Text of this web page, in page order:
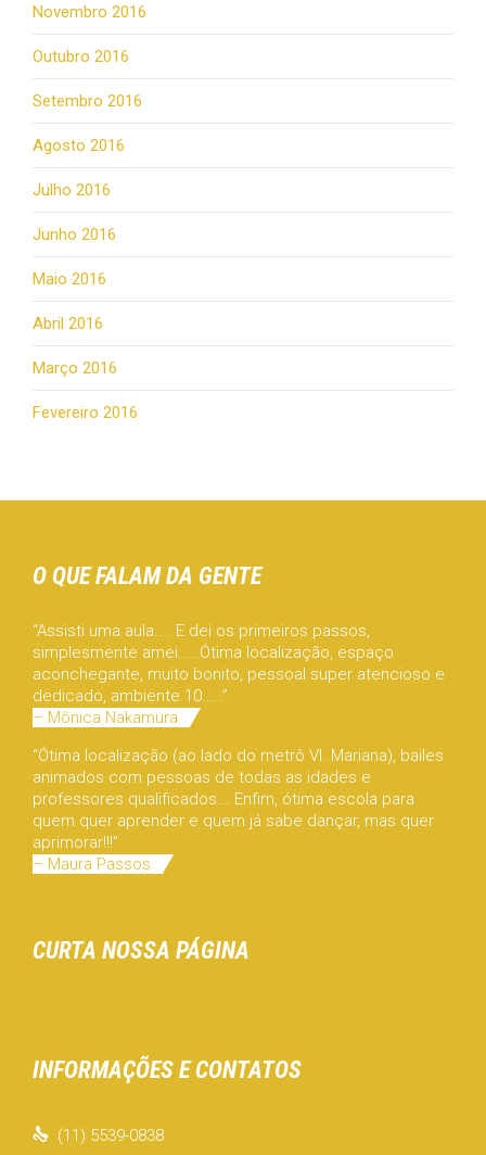
Novembro 2016
Outubro 2016
Setembro 2016
Agosto 2016
Julho 2016
Junho 2016
Maio 2016
Abril 2016
Março 2016
Fevereiro 2016
O QUE FALAM DA GENTE
“Assisti uma aula.... E dei os primeiros passos,
simplesmente amei.....Ótima localização, espaço
aconchegante, muito bonito, pessoal super atencioso e
dedicado, ambiente 10.....”
– Mônica Nakamura
“Ótima localização (ao lado do metrô Vl. Mariana), bailes
animados com pessoas de todas as idades e
professores qualificados... Enfim, ótima escola para
quem quer aprender e quem já sabe dançar, mas quer
aprimorar!!!”
– Maura Passos
CURTA NOSSA PÁGINA
INFORMAÇÕES E CONTATOS
 (11) 5539-0838